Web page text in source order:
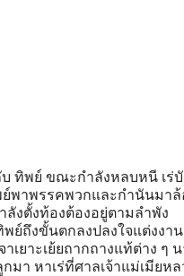
ทิพย์ ขณะกําลังหลบหนี เร่
ย์พาพรรคพวกและกํานันมา
ลังตั้งท้องต้องอยู่ตามลําพัง
ย์ถึงขั้นตกลงปลงใจแต่งงาน
ยาะเย้ยถากถางแท้ต่าง ๆ
า หาเร่ที่ศาลเจ้าแม่เมียหล